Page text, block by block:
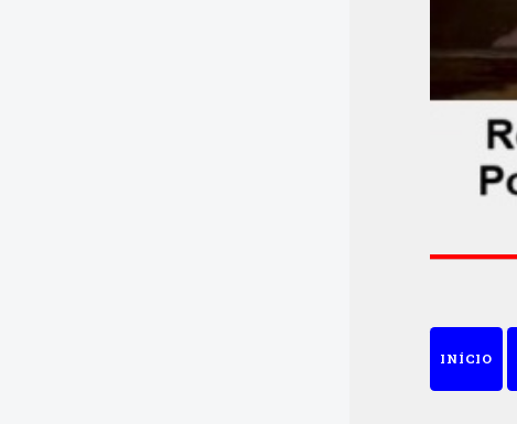
INÍCIO